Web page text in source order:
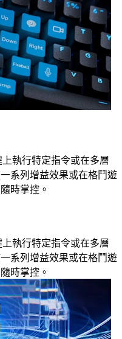
執行特定指令或在多層
系列增益效果或在格鬥遊
時掌控。
執行特定指令或在多層
系列增益效果或在格鬥遊
時掌控。